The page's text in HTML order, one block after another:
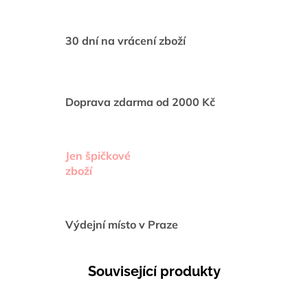
30 dní na vrácení zboží
Doprava zdarma od 2000 Kč
Jen špičkové
zboží
Výdejní místo v Praze
Související produkty